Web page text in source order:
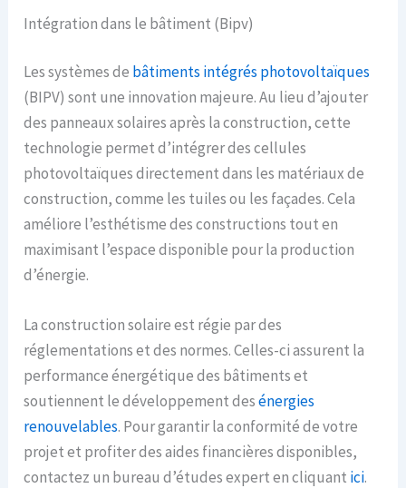
Intégration dans le bâtiment (Bipv)
Les systèmes de bâtiments intégrés photovoltaïques
(BIPV) sont une innovation majeure. Au lieu d’ajouter
des panneaux solaires après la construction, cette
technologie permet d’intégrer des cellules
photovoltaïques directement dans les matériaux de
construction, comme les tuiles ou les façades. Cela
améliore l’esthétisme des constructions tout en
maximisant l’espace disponible pour la production
d’énergie.
La construction solaire est régie par des
réglementations et des normes. Celles-ci assurent la
performance énergétique des bâtiments et
soutiennent le développement desénergies
renouvelables. Pour garantir la conformité de votre
projet et profiter des aides financières disponibles,
contactez un bureau d’études expert en cliquant ici.